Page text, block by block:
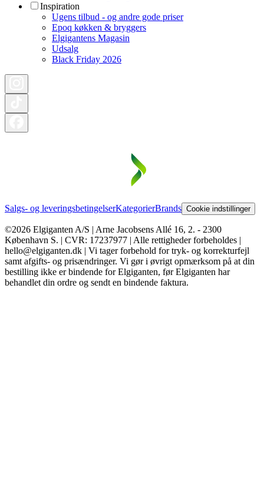
Inspiration
Ugens tilbud - og andre gode priser
Epoq køkken & bryggers
Elgigantens Magasin
Udsalg
Black Friday 2026
Salgs- og leveringsbetingelserKategorierBrands Cookie indstillinger
©2026 Elgiganten A/S | Arne Jacobsens Allé 16, 2. - 2300
København S. | CVR: 17237977 | Alle rettigheder forbeholdes |
hello@elgiganten.dk | Vi tager forbehold for tryk- og korrekturfejl
samt afgifts- og prisændringer. Vi gør i øvrigt opmærksom på at din
bestilling ikke er bindende for Elgiganten, før Elgiganten har
behandlet din ordre og sendt en bindende faktura.